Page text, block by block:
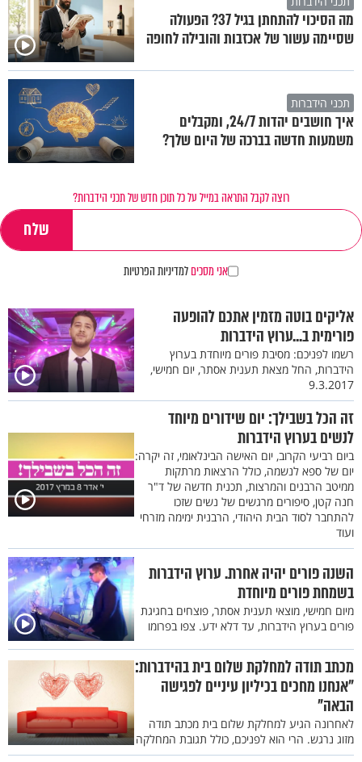
מה הסיכוי להתחתן בגיל 37? הפעולה
שסיימה עשור של אכזבות והובילה לחופה
תכני הידברות
איך חושבים יהדות 24/7, ומקבלים
משמעות חדשה בברכה של היום שלך?
רוצה לקבל התראה במייל על כל תוכן חדש של תכני הידברות?
אני מסכיםלמדיניות הפרטיות
אליקים בוטה מזמין אתכם להופעה
פורימית ב...ערוץ הידברות
רשמו לפניכם: מסיבת פורים מיוחדת בערוץ
הידברות, החל מצאת תענית אסתר, יום חמישי,
9.3.2017
זה הכל בשבילך: יום שידורים מיוחד
לנשים בערוץ הידברות
ביום רביעי הקרוב, יום האישה הבינלאומי, זה יקרה:
יום של ספא לנשמה, כולל הרצאות מרתקות
ממיטב הרבנים והמרצות, תכנית חדשה של ד"ר
חנה קטן, סיפורים מרגשים של נשים שזכו
להתחבר לסוד הבית היהודי, הרבנית ימימה מזרחי
ועוד
השנה פורים יהיה אחרת. ערוץ הידברות
בשמחת פורים מיוחדת
מיום חמישי, מוצאי תענית אסתר, פוצחים בחגיגת
פורים בערוץ הידברות, עד דלא ידע. צפו בפרומו
מכתב תודה למחלקת שלום בית בהידברות:
"אנחנו מחכים בכיליון עיניים לפגישה
הבאה"
לאחרונה הגיע למחלקת שלום בית מכתב תודה
מזוג נרגש. הרי הוא לפניכם, כולל תגובת המחלקה